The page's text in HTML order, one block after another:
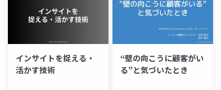
インサイトを捉える・
活かす技術
“壁の向こうに顧客がい
る”と気づいたとき